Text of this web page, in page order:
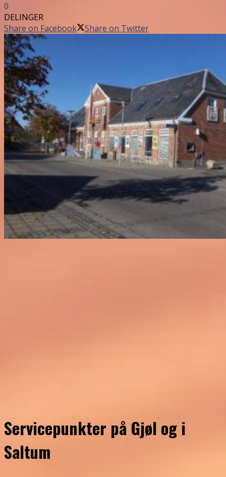
0
DELINGER
Share on Facebook
Share on Twitter
Servicepunkter på Gjøl og i
Saltum